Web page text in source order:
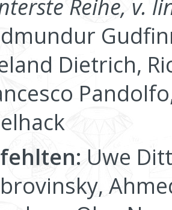
Reihe, v.
Dietrich,
fehlten: Uwe